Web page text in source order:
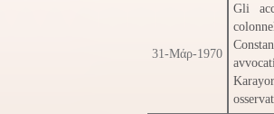
31-Μάρ-1970
Gli